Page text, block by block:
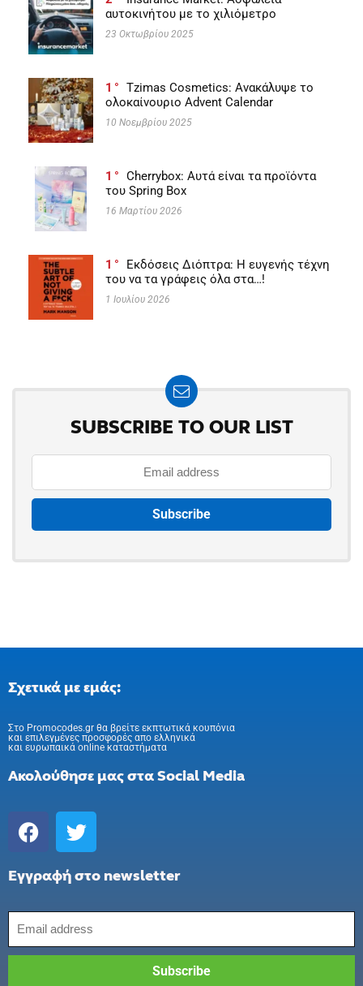
αυτοκινήτου με το χιλιόμετρο
23 Οκτωβρίου 2025
1
Tzimas Cosmetics: Ανακάλυψε το
ολοκαίνουριο Advent Calendar
10 Νοεμβρίου 2025
1
Cherrybox: Αυτά είναι τα προϊόντα
του Spring Box
16 Μαρτίου 2026
1
Εκδόσεις Διόπτρα: Η ευγενής τέχνη
του να τα γράφεις όλα στα…!
1 Ιουλίου 2026
SUBSCRIBE TO OUR LIST
Σχετικά με εμάς:
Στo Promocodes.gr θα βρείτε εκπτωτικά κουπόνια
και επιλεγμένες προσφορές απο ελληνικά
και ευρωπαικά online καταστήματα
Ακολούθησε μας στα Social Media
Εγγραφή στο newsletter